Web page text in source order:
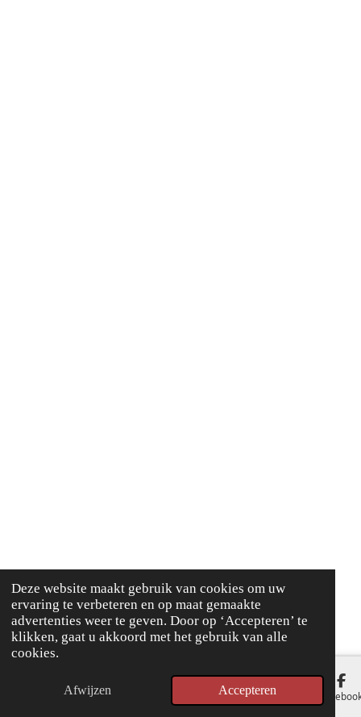
Deze website maakt gebruik van cookies om uw
ervaring te verbeteren en op maat gemaakte
advertenties weer te geven. Door op ‘Accepteren’ te
klikken, gaat u akkoord met het gebruik van alle
cookies.
Afwijzen Accepteren
E-mailadres